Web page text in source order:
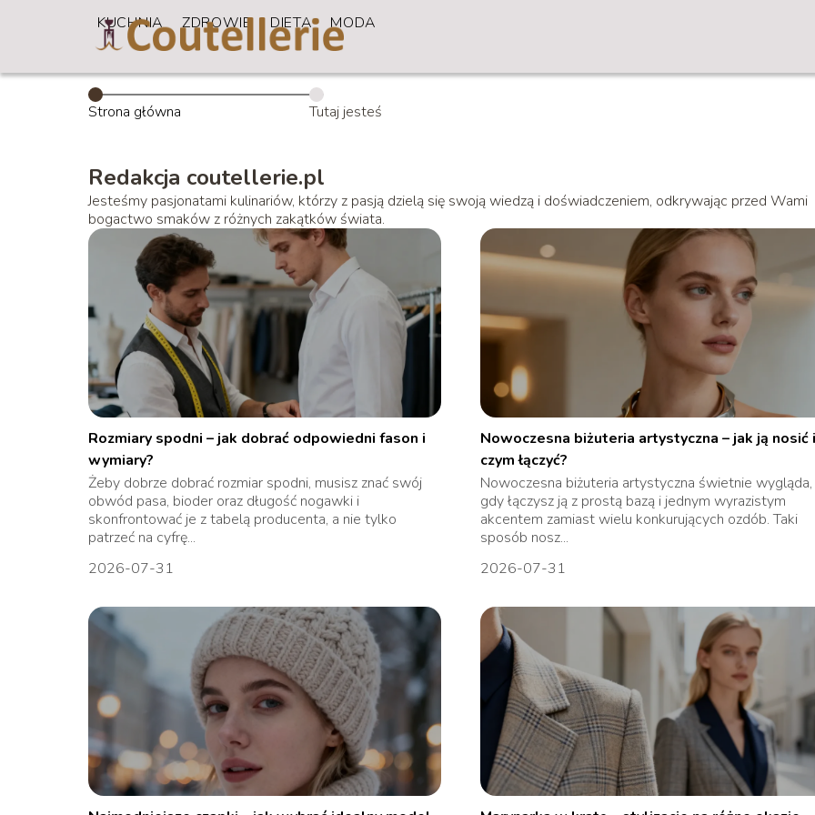
KUCHNIA ZDROWIE DIETA MODA
Strona główna Tutaj jesteś
Redakcja coutellerie.pl
Jesteśmy pasjonatami kulinariów, którzy z pasją dzielą się swoją wiedzą i doświadczeniem, odkrywając przed Wami
bogactwo smaków z różnych zakątków świata.
Rozmiary spodni – jak dobrać odpowiedni fason i
wymiary?
Żeby dobrze dobrać rozmiar spodni, musisz znać swój
obwód pasa, bioder oraz długość nogawki i
skonfrontować je z tabelą producenta, a nie tylko
patrzeć na cyfrę...
2026-07-31
Nowoczesna biżuteria artystyczna – jak ją nosić
czym łączyć?
Nowoczesna biżuteria artystyczna świetnie wygląda,
gdy łączysz ją z prostą bazą i jednym wyrazistym
akcentem zamiast wielu konkurujących ozdób. Taki
sposób nosz...
2026-07-31